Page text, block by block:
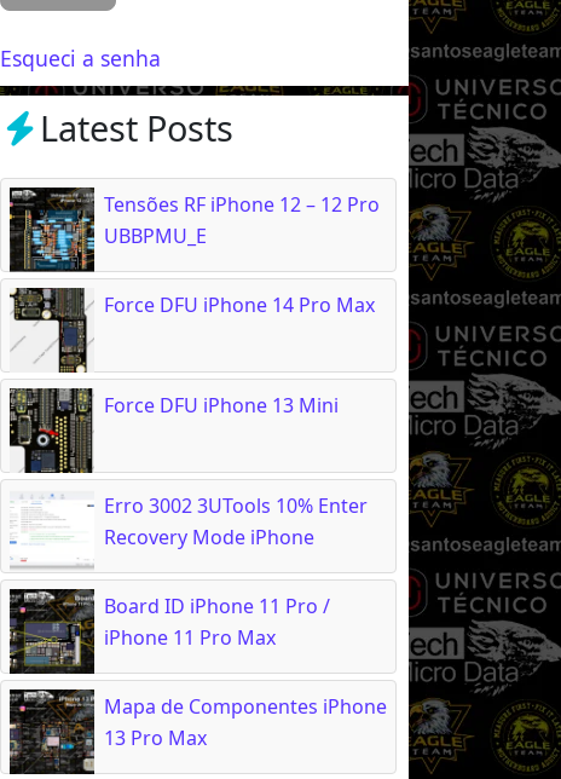
Esqueci a senha
Latest Posts
Tensões RF iPhone 12 – 12 Pro
UBBPMU_E
Force DFU iPhone 14 Pro Max
Force DFU iPhone 13 Mini
Erro 3002 3UTools 10% Enter
Recovery Mode iPhone
Board ID iPhone 11 Pro /
iPhone 11 Pro Max
Mapa de Componentes iPhone
13 Pro Max